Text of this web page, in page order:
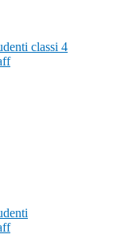
classi 4